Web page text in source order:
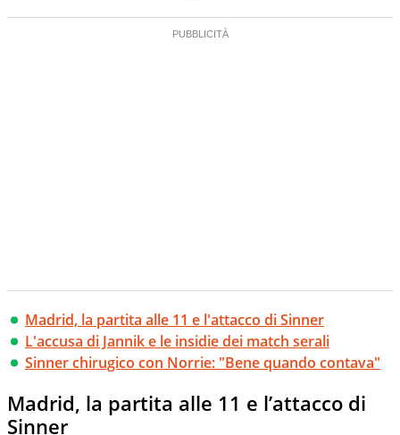
Madrid, la partita alle 11 e l'attacco di Sinner
L'accusa di Jannik e le insidie dei match serali
Sinner chirugico con Norrie: "Bene quando contava"
Madrid, la partita alle 11 e l’attacco di
Sinner